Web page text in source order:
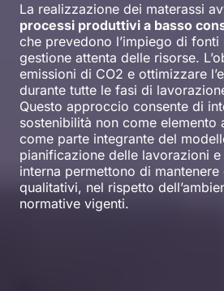
La realizzazione dei materassi
processi produttivi a basso
che prevedono l’impiego di fonti
gestione attenta delle risorse.
emissioni di CO2 e ottimizzare
durante tutte le fasi di
Questo approccio consente di
sostenibilità non come elemento
come parte integrante del
pianificazione delle lavorazioni e
interna permettono di
qualitativi, nel rispetto
normative vigenti.